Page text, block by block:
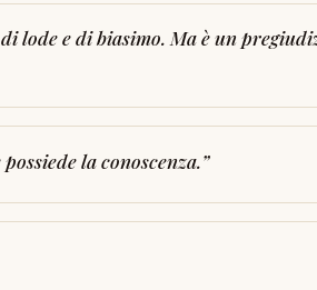
lode e di biasimo. Ma è un
la conoscenza.”